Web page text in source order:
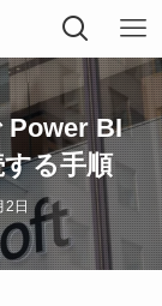
Power BI
る手順
2日